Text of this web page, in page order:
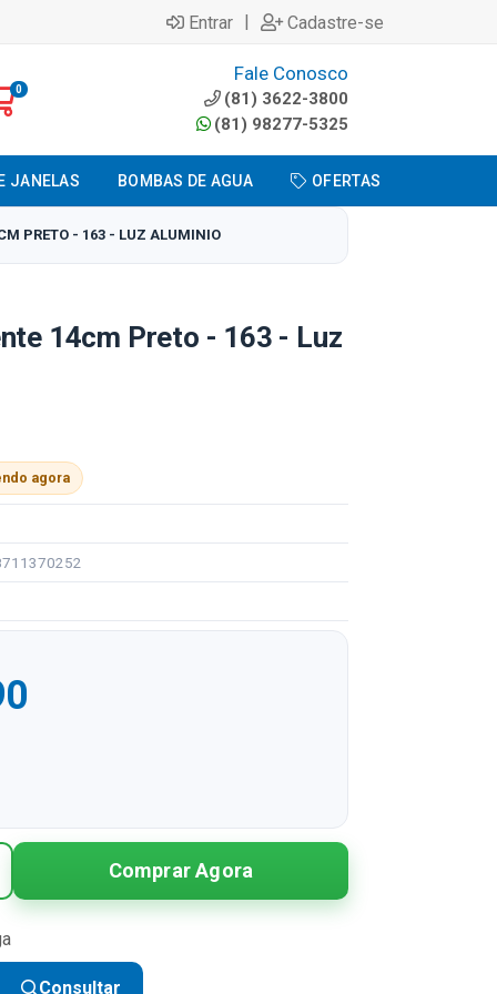
Entrar | Cadastre-se
0
Fale Conosco
(81) 3622-3800
(81) 98277-5325
JANELAS BOMBAS DE AGUA OFERTAS
PRETO - 163 - LUZ ALUMINIO
14cm Preto - 163 - Luz
agora
R$ 24,90
R$ 12,45 sem juros
Comprar Agora
Consultar